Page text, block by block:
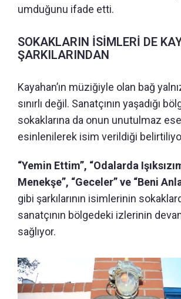
umduğunu ifade etti.
SOKAKLARIN İSİMLERİ DE
ŞARKILARINDAN
Kayahan’ın müziğiyle olan bağ
sınırlı değil. Sanatçının yaşadığı
sokaklarına da onun unutulmaz
esinlenilerek isim verildiği
“Yemin Ettim”, “Odalarda
Menekşe”, “Geceler” ve “Beni
gibi şarkılarının isimlerinin
sanatçının bölgedeki izlerinin
sağlıyor.